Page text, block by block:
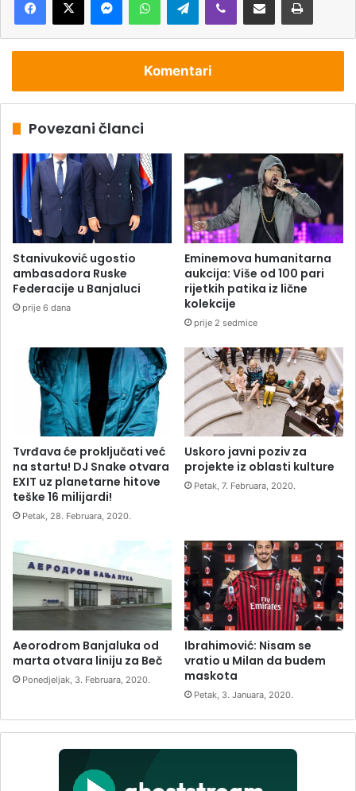
Komentari
Povezani članci
Stanivuković ugostio
ambasadora Ruske
Federacije u Banjaluci
prije 6 dana
Eminemova humanitarna
aukcija: Više od 100 pari
rijetkih patika iz lične
kolekcije
prije 2 sedmice
Tvrđava će proključati već
na startu! DJ Snake otvara
EXIT uz planetarne hitove
teške 16 milijardi!
Petak, 28. Februara, 2020.
Uskoro javni poziv za
projekte iz oblasti kulture
Petak, 7. Februara, 2020.
Aeorodrom Banjaluka od
marta otvara liniju za Beč
Ponedjeljak, 3. Februara, 2020.
Ibrahimović: Nisam se
vratio u Milan da budem
maskota
Petak, 3. Januara, 2020.